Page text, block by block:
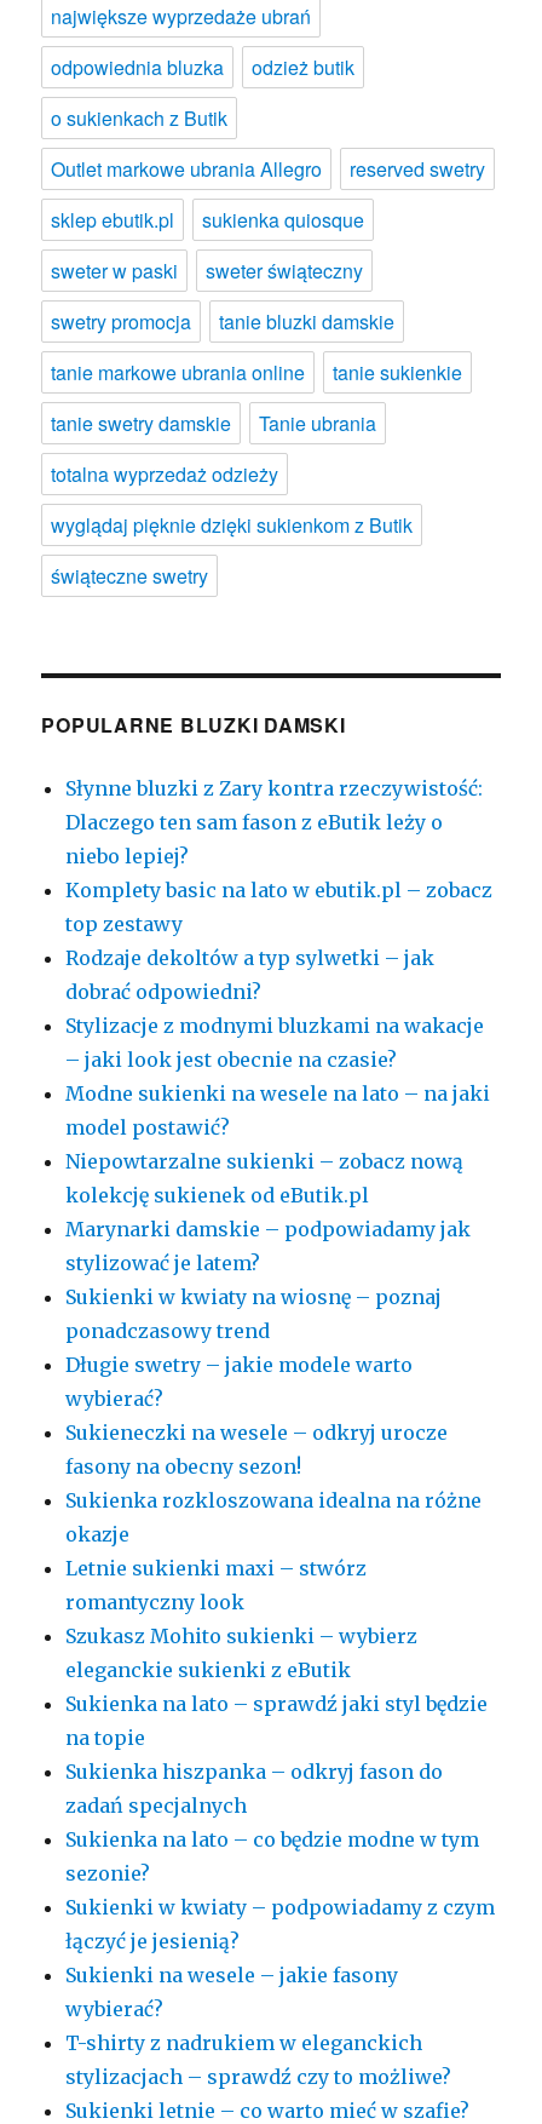
największe wyprzedaże ubrań
odpowiednia bluzka
odzież butik
o sukienkach z Butik
Outlet markowe ubrania Allegro
reserved swetry
sklep ebutik.pl
sukienka quiosque
sweter w paski
sweter świąteczny
swetry promocja
tanie bluzki damskie
tanie markowe ubrania online
tanie sukienkie
tanie swetry damskie
Tanie ubrania
totalna wyprzedaż odzieży
wyglądaj pięknie dzięki sukienkom z Butik
świąteczne swetry
POPULARNE BLUZKI DAMSKI
Słynne bluzki z Zary kontra rzeczywistość:
Dlaczego ten sam fason z eButik leży o
niebo lepiej?
Komplety basic na lato w ebutik.pl – zobacz
top zestawy
Rodzaje dekoltów a typ sylwetki – jak
dobrać odpowiedni?
Stylizacje z modnymi bluzkami na wakacje
– jaki look jest obecnie na czasie?
Modne sukienki na wesele na lato – na jaki
model postawić?
Niepowtarzalne sukienki – zobacz nową
kolekcję sukienek od eButik.pl
Marynarki damskie – podpowiadamy jak
stylizować je latem?
Sukienki w kwiaty na wiosnę – poznaj
ponadczasowy trend
Długie swetry – jakie modele warto
wybierać?
Sukieneczki na wesele – odkryj urocze
fasony na obecny sezon!
Sukienka rozkloszowana idealna na różne
okazje
Letnie sukienki maxi – stwórz
romantyczny look
Szukasz Mohito sukienki – wybierz
eleganckie sukienki z eButik
Sukienka na lato – sprawdź jaki styl będzie
na topie
Sukienka hiszpanka – odkryj fason do
zadań specjalnych
Sukienka na lato – co będzie modne w tym
sezonie?
Sukienki w kwiaty – podpowiadamy z czym
łączyć je jesienią?
Sukienki na wesele – jakie fasony
wybierać?
T-shirty z nadrukiem w eleganckich
stylizacjach – sprawdź czy to możliwe?
Sukienki letnie – co warto mieć w szafie?